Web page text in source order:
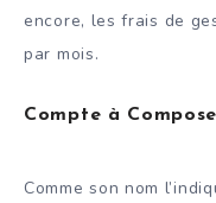
encore, les frais de
par mois.
Compte à
Comme son nom